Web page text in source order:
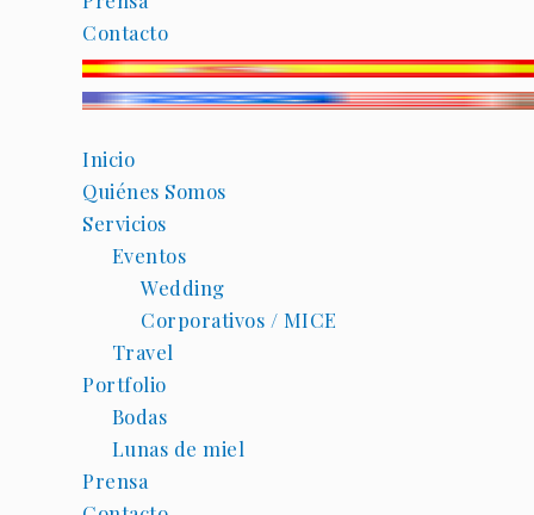
Contacto
Inicio
Quiénes Somos
Servicios
Eventos
Wedding
Corporativos / MICE
Travel
Portfolio
Bodas
Lunas de miel
Prensa